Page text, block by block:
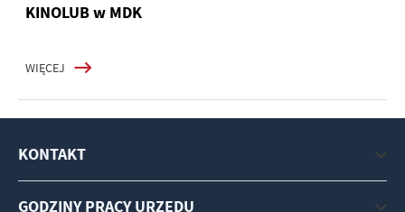
KINOLUB w MDK
WIĘCEJ
KONTAKT
GODZINY PRACY URZĘDU